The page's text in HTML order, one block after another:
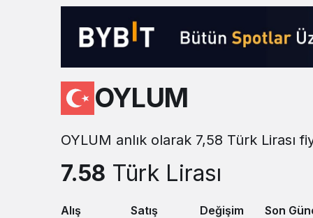
OYLUM
OYLUM anlık olarak 7,58 Türk Lirası
7.58 Türk Lirası
Alış
Satış
Değişim
Son